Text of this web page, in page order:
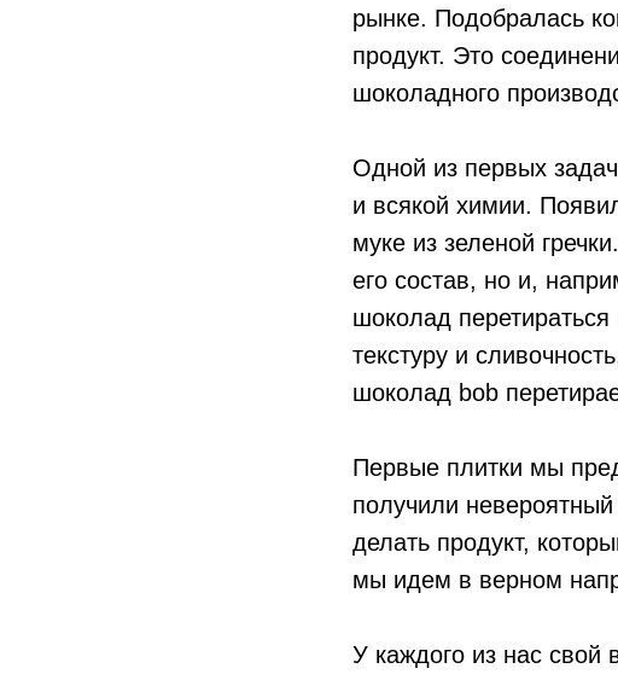
рынке. Подобралась
продукт. Это
шоколадного
Одной из первых
и всякой химии.
муке из зеленой
его состав, но и,
шоколад
текстуру и
шоколад bob
Первые плитки мы
получили
делать продукт,
мы идем в верном
У каждого из нас свой